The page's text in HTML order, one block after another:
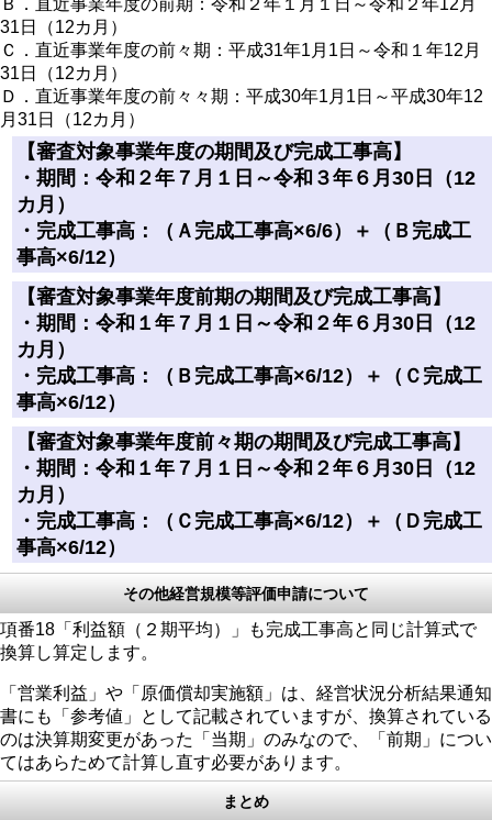
Ｂ．直近事業年度の前期：令和２年１月１日～令和２年12月
31日（12カ月）
Ｃ．直近事業年度の前々期：平成31年1月1日～令和１年12月
31日（12カ月）
Ｄ．直近事業年度の前々々期：平成30年1月1日～平成30年12
月31日（12カ月）
【審査対象事業年度の期間及び完成工事高】
・期間：令和２年７月１日～令和３年６月30日（12
カ月）
・完成工事高：（Ａ完成工事高×6/6）＋（Ｂ完成工
事高×6/12）
【審査対象事業年度前期の期間及び完成工事高】
・期間：令和１年７月１日～令和２年６月30日（12
カ月）
・完成工事高：（Ｂ完成工事高×6/12）＋（Ｃ完成工
事高×6/12）
【審査対象事業年度前々期の期間及び完成工事高】
・期間：令和１年７月１日～令和２年６月30日（12
カ月）
・完成工事高：（Ｃ完成工事高×6/12）＋（Ｄ完成工
事高×6/12）
その他経営規模等評価申請について
項番18「利益額（２期平均）」も完成工事高と同じ計算式で
換算し算定します。
「営業利益」や「原価償却実施額」は、経営状況分析結果通知
書にも「参考値」として記載されていますが、換算されている
のは決算期変更があった「当期」のみなので、「前期」につい
てはあらためて計算し直す必要があります。
まとめ